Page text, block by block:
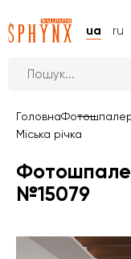
ua ru
Головна
Міська річка
№15079